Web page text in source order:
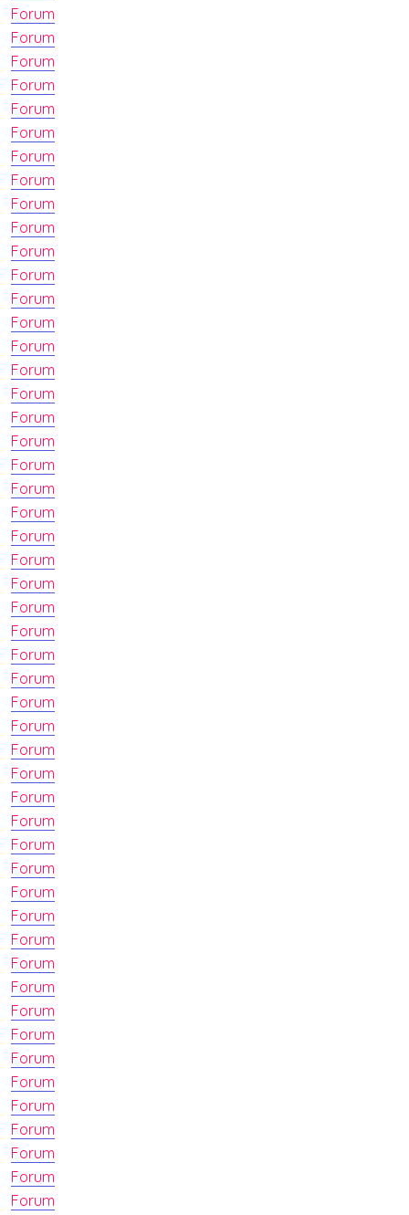
Forum
Forum
Forum
Forum
Forum
Forum
Forum
Forum
Forum
Forum
Forum
Forum
Forum
Forum
Forum
Forum
Forum
Forum
Forum
Forum
Forum
Forum
Forum
Forum
Forum
Forum
Forum
Forum
Forum
Forum
Forum
Forum
Forum
Forum
Forum
Forum
Forum
Forum
Forum
Forum
Forum
Forum
Forum
Forum
Forum
Forum
Forum
Forum
Forum
Forum
Forum